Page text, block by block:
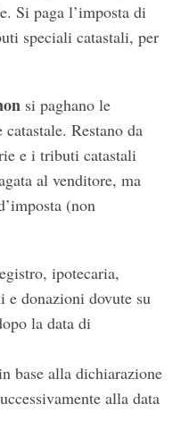
Si paga l’imposta di
speciali catastali, per
si paghano le
Restano da
e i tributi catastali
al venditore, ma
(non
ipotecaria,
e donazioni dovute su
la data di
base alla dichiarazione
alla data